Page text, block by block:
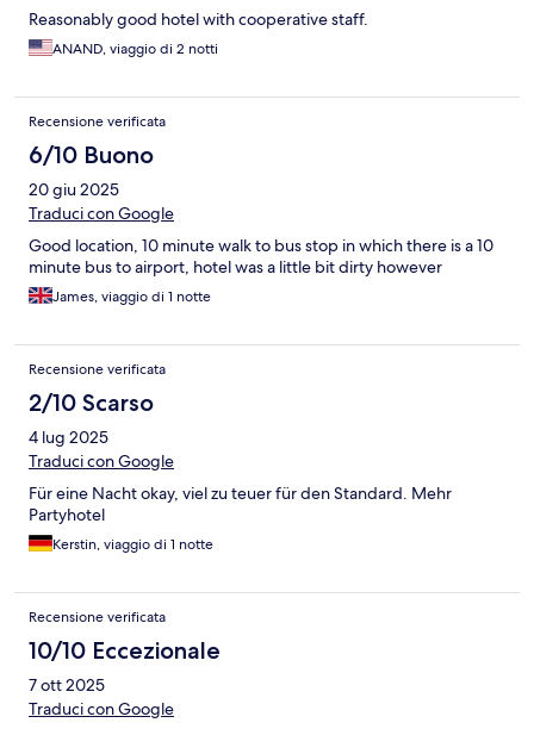
Reasonably good hotel with cooperative staff.
ANAND, viaggio di 2 notti
Recensione verificata
6/10 Buono
20 giu 2025
Traduci con Google
Good location, 10 minute walk to bus stop in which there is a 10
minute bus to airport, hotel was a little bit dirty however
James, viaggio di 1 notte
Recensione verificata
2/10 Scarso
4 lug 2025
Traduci con Google
Für eine Nacht okay, viel zu teuer für den Standard. Mehr
Partyhotel
Kerstin, viaggio di 1 notte
Recensione verificata
10/10 Eccezionale
7 ott 2025
Traduci con Google